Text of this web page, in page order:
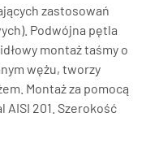
zastosowań
Podwójna pętla
montaż taśmy o
wężu, tworzy
Montaż za pomocą
AISI 201. Szerokość